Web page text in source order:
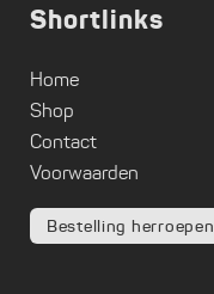
Shortlinks
Home
Shop
Contact
Voorwaarden
Bestelling herroepen